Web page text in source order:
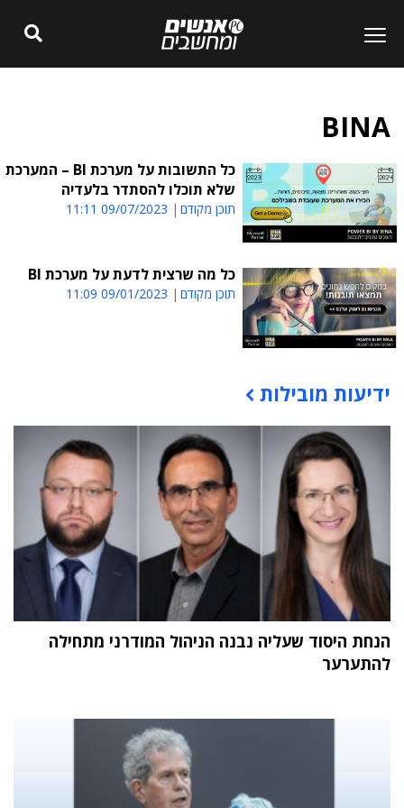
BINA
כל התשובות על מערכת BI – המערכת
שלא תוכלו להסתדר בלעדיה
תוכן מקודם 09/07/2023 11:11
כל מה שרצית לדעת על מערכת BI
תוכן מקודם 09/01/2023 11:09
תוכן פרסומי
ידיעות מובילות
הנחת היסוד שעליה נבנה הניהול המודרני מתחילה
להתערער